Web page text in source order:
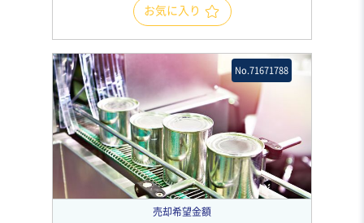
お気に入り
No.71671788
売却希望金額